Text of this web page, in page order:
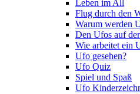
Leben im All
Flug durch den
Warum werden
Den Ufos auf
Wie arbeitet ein
Ufo gesehen?
Ufo Quiz
Spiel und Spaß
Ufo